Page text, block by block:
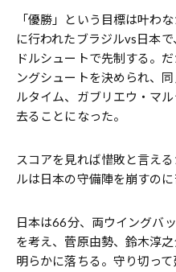
「優勝」という目標は叶わ
に行われたブラジルvs日本
ドルシュートで先制する。
ングシュートを決められ、
ルタイム、ガブリエウ・マ
去ることになった。
スコアを見れば惜敗と言え
ルは日本の守備陣を崩すの
日本は66分、両ウイングバ
を考え、菅原由勢、鈴木淳
明らかに落ちる。守り切っ